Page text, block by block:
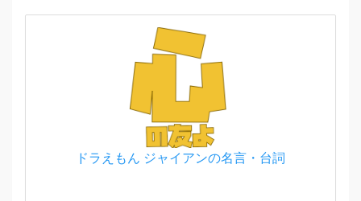
ドラえもん ジャイアンの名言・台詞